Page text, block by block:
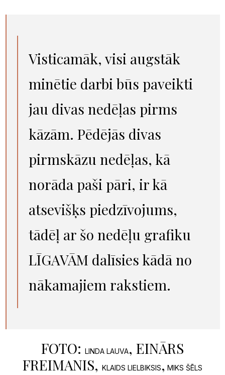
Visticamāk, visi augstāk
minētie darbi būs paveikti
jau divas nedēļas pirms
kāzām. Pēdējās divas
pirmskāzu nedēļas, kā
norāda paši pāri, ir kā
atsevišķs piedzīvojums,
tādēļ ar šo nedēļu grafiku
LĪGAVĀM dalīsies kādā no
nākamajiem rakstiem.
FOTO: LINDA LAUVA, EINĀRS
FREIMANIS, KLAIDS LIELBIKSIS, MIKS ŠĒLS